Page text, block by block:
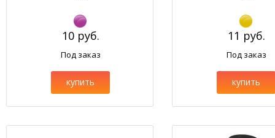
10 руб.
Под заказ
купить
11 руб.
Под заказ
купить